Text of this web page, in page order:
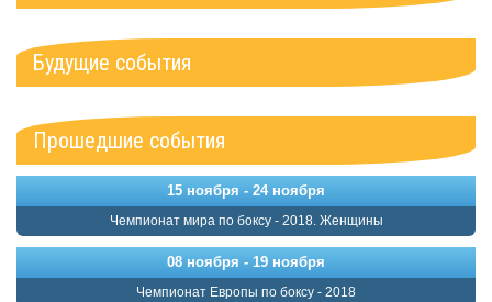
Будущие события
Прошедшие события
15 ноября - 24 ноября
Чемпионат мира по боксу - 2018. Женщины
08 ноября - 19 ноября
Чемпионат Европы по боксу - 2018